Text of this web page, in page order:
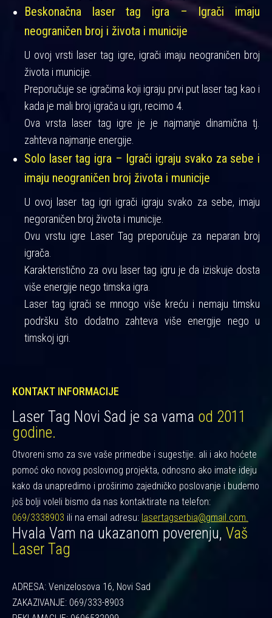
Beskonačna laser tag igra – Igrači imaju
neograničen broj i života i municije
U ovoj vrsti laser tag igre, igrači imaju neograničen broj
života i municije.
Preporučuje se igračima koji igraju prvi put laser tag kao i
kada je mali broj igrača u igri, recimo 4.
Ova vrsta laser tag igre je je najmanje dinamična tj.
zahteva najmanje energije.
Solo laser tag igra – Igrači igraju svako za sebe i
imaju neograničen broj života i municije
U ovoj laser tag igri igrači igraju svako za sebe, imaju
negoraničen broj života i municije.
Ovu vrstu igre Laser Tag preporučuje za neparan broj
igrača.
Karakteristično za ovu laser tag igru je da iziskuje dosta
više energije nego timska igra.
Laser tag igrači se mnogo više kreću i nemaju timsku
podršku što dodatno zahteva više energije nego u
timskoj igri.
KONTAKT INFORMACIJE
Laser Tag Novi Sad je sa vama od 2011
godine.
Otvoreni smo za sve vaše primedbe i sugestije. ali i ako hoćete
pomoć oko novog poslovnog projekta, odnosno ako imate ideju
kako da unapredimo i proširimo zajedničko poslovanje i budemo
još bolji voleli bismo da nas kontaktirate na telefon:
069/3338903 ili na email adresu: lasertagserbia@gmail.com.
Hvala Vam na ukazanom poverenju, Vaš
Laser Tag
ADRESA: Venizelosova 16, Novi Sad
ZAKAZIVANJE: 069/333-8903